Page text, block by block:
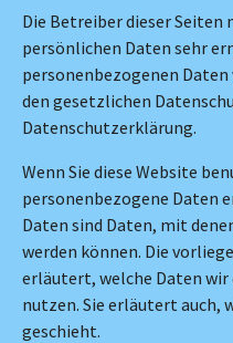
Die Betreiber dieser Seiten
persönlichen Daten sehr
personenbezogenen
den gesetzlichen
Datenschutzerklärung.
Wenn Sie diese Website
personenbezogene Daten
Daten sind Daten, mit
werden können. Die
erläutert, welche Daten wir
nutzen. Sie erläutert auch,
geschieht.